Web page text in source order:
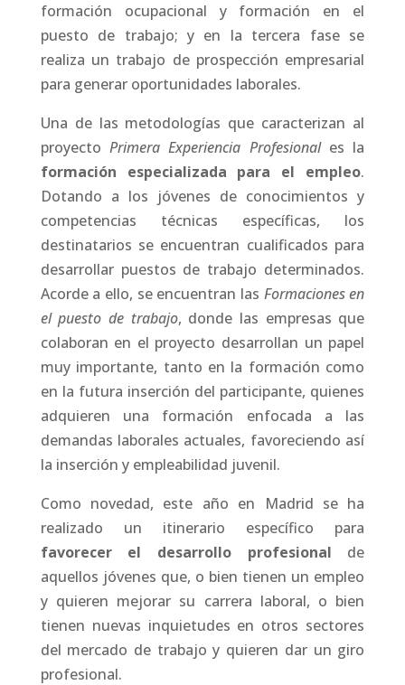
formación ocupacional y formación en el
puesto de trabajo; y en la tercera fase se
realiza un trabajo de prospección empresarial
para generar oportunidades laborales.
Una de las metodologías que caracterizan al
proyectoPrimera Experiencia Profesionales la
formación especializada para el empleo.
Dotando a los jóvenes de conocimientos y
competencias técnicas específicas, los
destinatarios se encuentran cualificados para
desarrollar puestos de trabajo determinados.
Acorde a ello, se encuentran las Formaciones en
el puesto de trabajo, donde las empresas que
colaboran en el proyecto desarrollan un papel
muy importante, tanto en la formación como
en la futura inserción del participante, quienes
adquieren una formación enfocada a las
demandas laborales actuales, favoreciendo así
la inserción y empleabilidad juvenil.
Como novedad, este año en Madrid se ha
realizado un itinerario específico para
favorecer el desarrollo profesional de
aquellos jóvenes que, o bien tienen un empleo
y quieren mejorar su carrera laboral, o bien
tienen nuevas inquietudes en otros sectores
del mercado de trabajo y quieren dar un giro
profesional.